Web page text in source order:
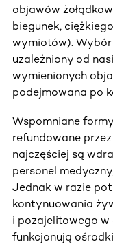
objawów
biegunek,
wymiotów).
uzależniony od
wymienionych
podejmowana po
Wspomniane
refundowane
najczęściej są
personel
Jednak w razie
kontynuowania
i pozajelitowego
funkcjonują